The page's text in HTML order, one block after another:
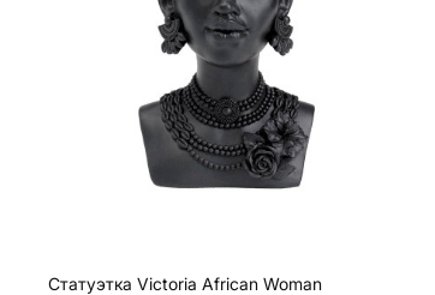
Статуэтка Victoria African Woman